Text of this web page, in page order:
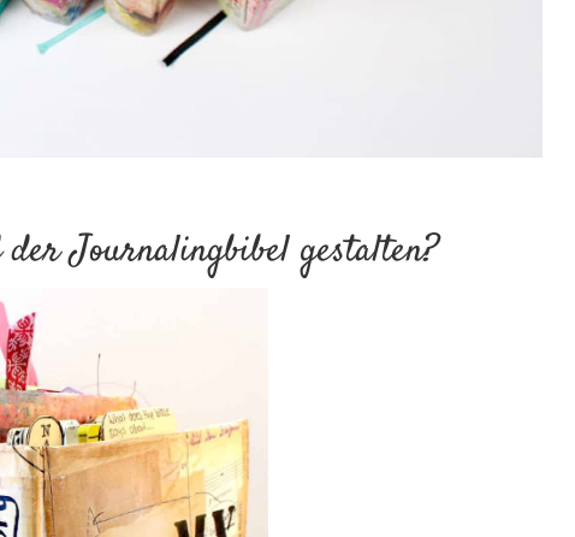
Journalingbibel gestalten?